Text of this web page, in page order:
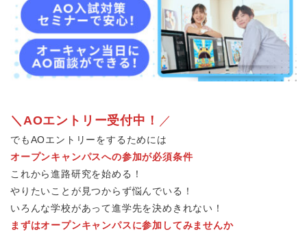
＼AOエントリー受付中！ ／
でもAOエントリーをするためには
オープンキャンパスへの参加が必須条件
これから進路研究を始める！
やりたいことが見つからず悩んでいる！
いろんな学校があって進学先を決めきれない！
まずはオープンキャンパスに参加してみませんか